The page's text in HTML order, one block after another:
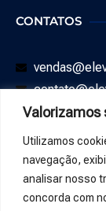
Valorizamos
Utilizamos
navegação,
analisar nosso
concorda com
CONTATOS
SAC: 0800
WHATSAPP
(91)